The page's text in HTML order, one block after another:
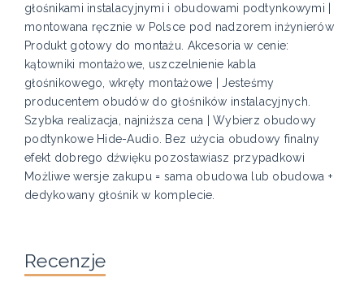
głośnikami instalacyjnymi i obudowami podtynkowymi |
montowana ręcznie w Polsce pod nadzorem inżynierów
Produkt gotowy do montażu. Akcesoria w cenie:
kątowniki montażowe, uszczelnienie kabla
głośnikowego, wkręty montażowe | Jesteśmy
producentem obudów do głośników instalacyjnych.
Szybka realizacja, najniższa cena | Wybierz obudowy
podtynkowe Hide-Audio. Bez użycia obudowy finalny
efekt dobrego dźwięku pozostawiasz przypadkowi
Możliwe wersje zakupu = sama obudowa lub obudowa +
dedykowany głośnik w komplecie.
Recenzje